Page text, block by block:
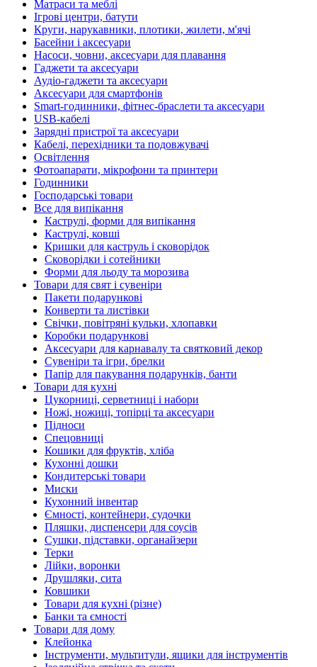
Матраси та меблі
Ігрові центри, батути
Круги, нарукавники, плотики, жилети, м'ячі
Басейни і аксесуари
Насоси, човни, аксесуари для плавання
Гаджети та аксесуари
Аудіо-гаджети та аксесуари
Аксесуари для смартфонів
Smart-годинники, фітнес-браслети та аксесуари
USB-кабелі
Зарядні пристрої та аксесуари
Кабелі, перехідники та подовжувачі
Освітлення
Фотоапарати, мікрофони та принтери
Годинники
Господарські товари
Все для випікання
Каструлі, форми для випікання
Каструлі, ковші
Кришки для каструль і сковорідок
Сковорідки і сотейники
Форми для льоду та морозива
Товари для свят і сувеніри
Пакети подарункові
Конверти та листівки
Свічки, повітряні кульки, хлопавки
Коробки подарункові
Аксесуари для карнавалу та святковий декор
Сувеніри та ігри, брелки
Папір для пакування подарунків, банти
Товари для кухні
Цукорниці, серветниці і набори
Ножі, ножиці, топірці та аксесуари
Підноси
Спецовниці
Кошики для фруктів, хліба
Кухонні дошки
Кондитерські товари
Миски
Кухонний інвентар
Ємності, контейнери, судочки
Пляшки, диспенсери для соусів
Сушки, підставки, органайзери
Терки
Лійки, воронки
Друшляки, сита
Ковшики
Товари для кухні (різне)
Банки та ємності
Товари для дому
Клейонка
Інструменти, мультитули, ящики для інструментів